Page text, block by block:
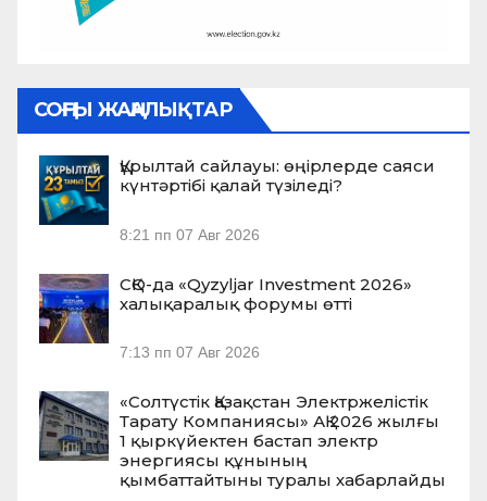
СОҢҒЫ ЖАҢАЛЫҚТАР
Құрылтай сайлауы: өңірлерде саяси
күнтәртібі қалай түзіледі?
8:21 пп 07 Авг 2026
СҚО-да «Qyzyljar Investment 2026»
халықаралық форумы өтті
7:13 пп 07 Авг 2026
«Солтүстік Қазақстан Электржелістік
Тарату Компаниясы» АҚ 2026 жылғы
1 қыркүйектен бастап электр
энергиясы құнының
қымбаттайтыны туралы хабарлайды